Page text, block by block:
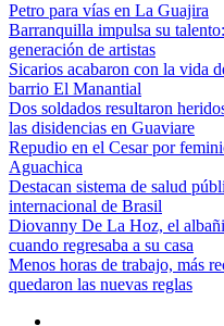
Petro para vías en La Guajira
Barranquilla impulsa su
generación de artistas
Sicarios acabaron con la vida
barrio El Manantial
Dos soldados resultaron
las disidencias en Guaviare
Repudio en el Cesar por
Aguachica
Destacan sistema de salud
internacional de Brasil
Diovanny De La Hoz, el
cuando regresaba a su casa
Menos horas de trabajo, más
quedaron las nuevas reglas